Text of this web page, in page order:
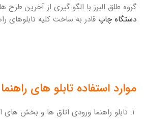
گروه طلق البرز با الگو گیری از آخرین طرح
دستگاه چاپ قادر به ساخت کلیه تابلوهای
موارد استفاده تابلو های راهنما
تابلو راهنما ورودی اتاق ها و بخش های